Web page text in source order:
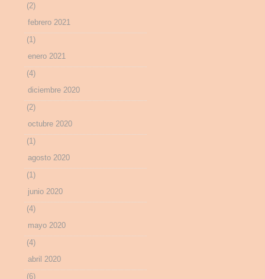
(2)
febrero 2021
(1)
enero 2021
(4)
diciembre 2020
(2)
octubre 2020
(1)
agosto 2020
(1)
junio 2020
(4)
mayo 2020
(4)
abril 2020
(6)